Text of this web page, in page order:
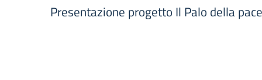
Presentazione progetto Il Palo della pace